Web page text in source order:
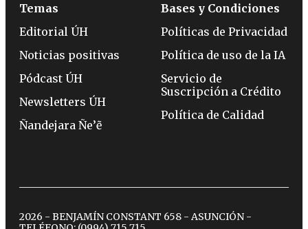
Temas
Editorial ÚH
Noticias positivas
Pódcast ÚH
Newsletters ÚH
Ñandejara Ñe’ẽ
Bases y Condiciones
Políticas de Privacidad
Política de uso de la IA
Servicio de
Suscripción a Crédito
Política de Calidad
2026 - BENJAMÍN CONSTANT 658 - ASUNCIÓN -